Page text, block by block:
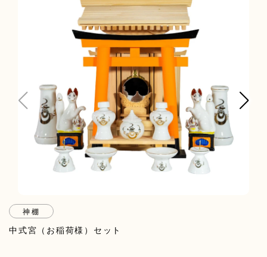
神棚
中式宮（お稲荷様）セット